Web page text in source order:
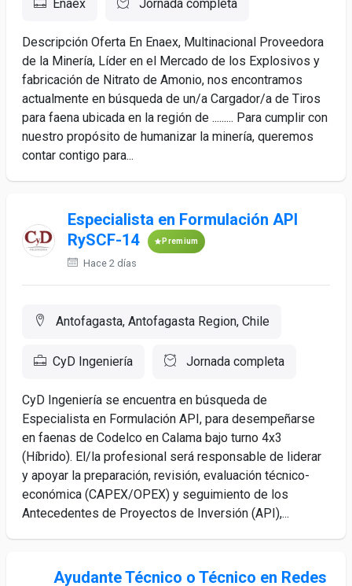
Enaex Jornada completa
Descripción Oferta En Enaex, Multinacional Proveedora
de la Minería, Líder en el Mercado de los Explosivos y
fabricación de Nitrato de Amonio, nos encontramos
actualmente en búsqueda de un/a Cargador/a de Tiros
para faena ubicada en la región de ......... Para cumplir con
nuestro propósito de humanizar la minería, queremos
contar contigo para...
Especialista en Formulación API
RySCF-14
Premium
Hace 2 días
Antofagasta, Antofagasta Region, Chile
CyD Ingeniería Jornada completa
CyD Ingeniería se encuentra en búsqueda de
Especialista en Formulación API, para desempeñarse
en faenas de Codelco en Calama bajo turno 4x3
(Híbrido). El/la profesional será responsable de liderar
y apoyar la preparación, revisión, evaluación técnico-
económica (CAPEX/OPEX) y seguimiento de los
Antecedentes de Proyectos de Inversión (API),...
Ayudante Técnico o Técnico en Redes